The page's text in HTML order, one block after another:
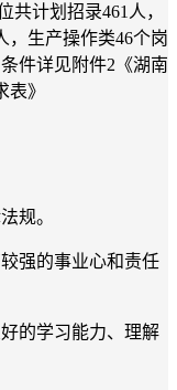
共计划招录461人，
，生产操作类46个岗
件详见附件2《湖南
》
规。
强的事业心和责任
的学习能力、理解